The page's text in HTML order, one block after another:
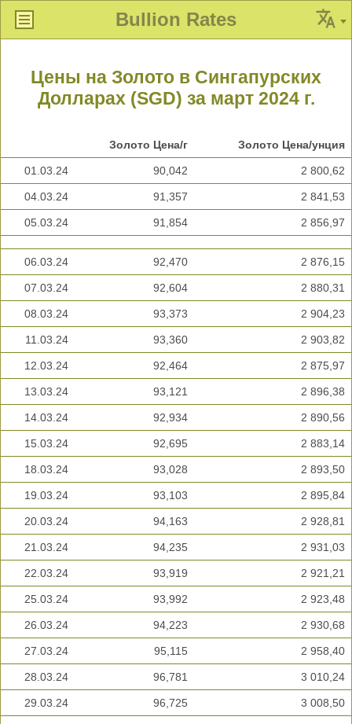
Bullion Rates
Цены на Золото в Сингапурских
Долларах (SGD) за март 2024 г.
Золото Цена/г Золото Цена/унция
01.03.24 90,042 2 800,62
04.03.24 91,357 2 841,53
05.03.24 91,854 2 856,97
06.03.24 92,470 2 876,15
07.03.24 92,604 2 880,31
08.03.24 93,373 2 904,23
11.03.24 93,360 2 903,82
12.03.24 92,464 2 875,97
13.03.24 93,121 2 896,38
14.03.24 92,934 2 890,56
15.03.24 92,695 2 883,14
18.03.24 93,028 2 893,50
19.03.24 93,103 2 895,84
20.03.24 94,163 2 928,81
21.03.24 94,235 2 931,03
22.03.24 93,919 2 921,21
25.03.24 93,992 2 923,48
26.03.24 94,223 2 930,68
27.03.24 95,115 2 958,40
28.03.24 96,781 3 010,24
29.03.24 96,725 3 008,50